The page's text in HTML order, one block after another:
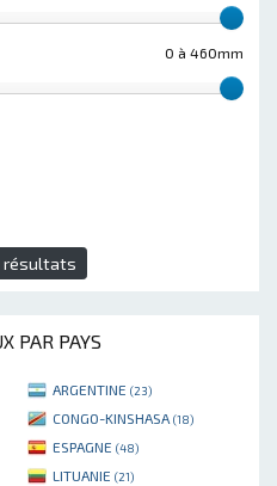
0 à 460mm
résultats
PAR PAYS
ARGENTINE (23)
CONGO-KINSHASA (18)
ESPAGNE (48)
LITUANIE (21)